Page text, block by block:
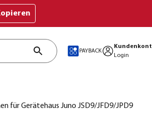
PAYBACK
Login
für Gerätehaus Juno JSD9/JFD9/JPD9